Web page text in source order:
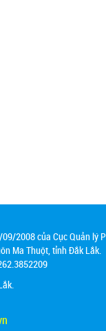
2008 của Cục Quản lý
Ma Thuột, tỉnh Đắk Lắk.